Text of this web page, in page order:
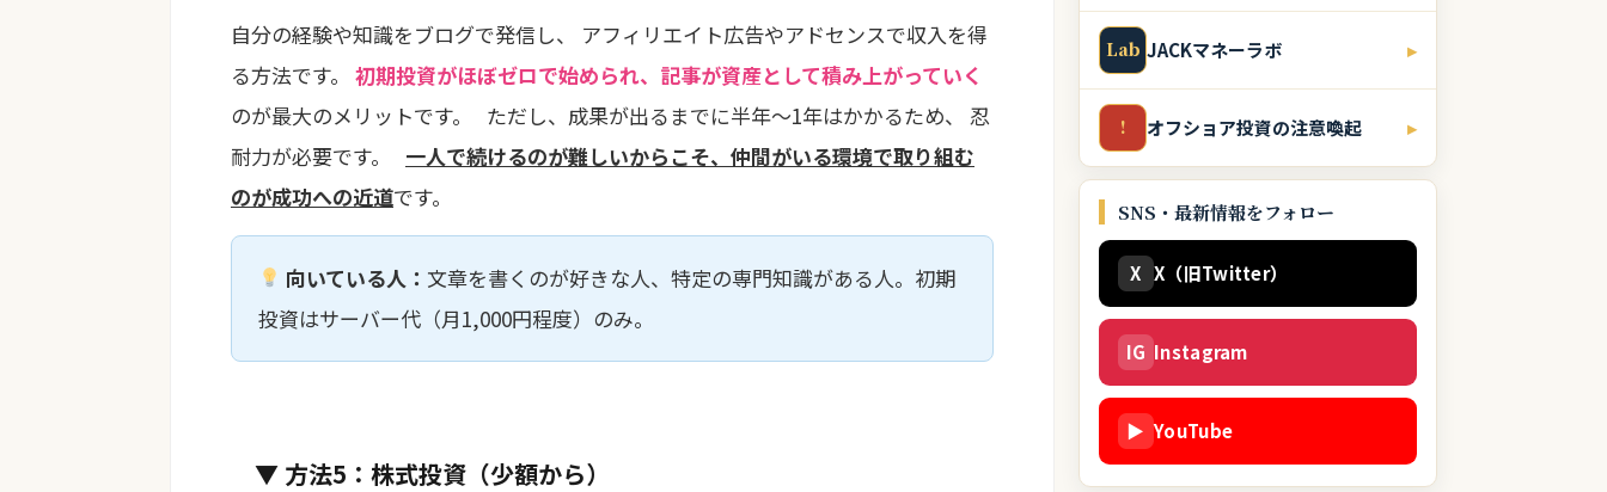
自分の経験や知識をブログで発信し、 アフィリエイト広告やアドセンスで収入を得
る方法です。 初期投資がほぼゼロで始められ、記事が資産として積み上がっていく
のが最大のメリットです。 ただし、成果が出るまでに半年〜1年はかかるため、 忍
耐力が必要です。 一人で続けるのが難しいからこそ、仲間がいる環境で取り組む
のが成功への近道です。
向いている人： 文章を書くのが好きな人、特定の専門知識がある人。初期
投資はサーバー代（月1,000円程度）のみ。
▼ 方法5：株式投資（少額から）
Lab JACKマネーラボ ▸
! オフショア投資の注意喚起 ▸
SNS・最新情報をフォロー
X X（旧Twitter）
IG Instagram
▶ YouTube